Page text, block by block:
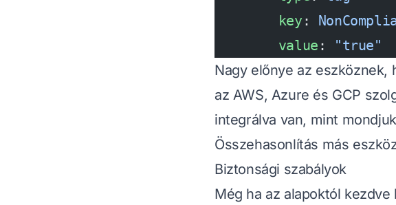
        key
:
        value
:
"true"
Nagy előnye az
az AWS, Azure és GCP
integrálva van, mint
Összehasonlítás más
Biztonsági szabályok
Még ha az alapoktól